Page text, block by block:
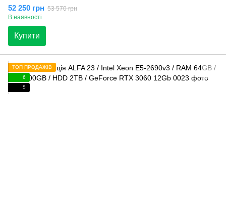
52 250 грн 53 570 грн
В наявності
Купити
ТОП ПРОДАЖІВ
6
5